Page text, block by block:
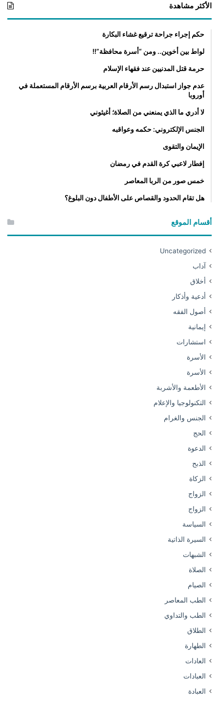
الأكثر مشاهدة
حكم إجراء جراحة ترقيع غشاء البكارة
لواط بين أخوين.. ومن “أسرة محافظة”!!
حرمة قتل المدنيين عند فقهاء الإسلام
عدم جواز استبدال رسم الأرقام العربية برسم الأرقام المستعملة في
أوروبا
لا أدري ما الذي يمنعني من الصلاة؛ أغيثوني
الجنس الإلكتروني: حكمه وعواقبه
الإيمان والتقوى
إفطار لاعبي كرة القدم في رمضان
خمس صور من الربا المعاصر
هل تقام الحدود والقصاص على الأطفال دون البلوغ؟
أقسام الموقع
Uncategorized
آداب
أخلاق
أدعية وأذكار
أصول الفقه
إيمانية
استشارات
الأسرة
الأسرة
الأطعمة والأشربة
التكنولوجيا والإعلام
الجنس والغرام
الحج
الدعوة
الذبح
الزكاة
الزواج
الزواج
السياسة
السيرة الذاتية
الشبهات
الصلاة
الصيام
الطب المعاصر
الطب والتداوي
الطلاق
الطهارة
العادات
العبادات
العبادة